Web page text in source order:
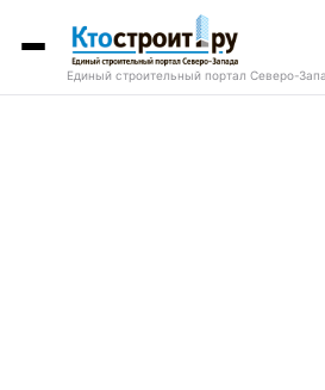
Единый строительный портал Северо-